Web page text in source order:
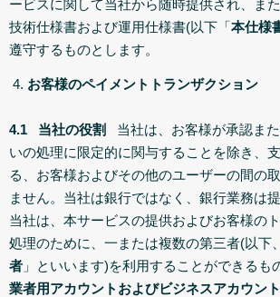
ービスに関して当社から随時提供され、ま
技術仕様書および運用仕様書(以下「本仕様
遵守するものとします。
お客様のペイメントトランザクション
4.1 当社の役割 当社は、お客様が承認ま
いの処理に限定的に関与することを除き、
る、お客様およびその他のユーザーの間の
ません。当社は銀行ではなく、銀行業務は
当社は、本サービスの提供およびお客様の
処理のために、一または複数の第三者(以下
者 」といいます)を利用することができるも
業者用アカウントおよびビジネスアカウン